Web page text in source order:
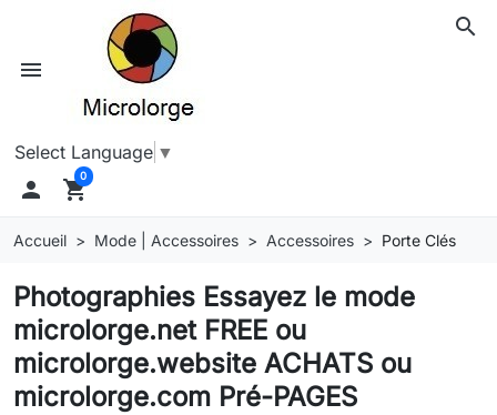
search
menu
Select Language ▼
 shopping_cart
0
Accueil Mode | Accessoires Accessoires Porte Clés
Photographies Essayez le mode
microlorge.net FREE ou
microlorge.website ACHATS ou
microlorge.com Pré-PAGES